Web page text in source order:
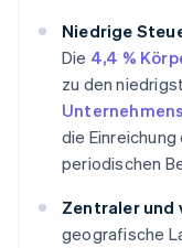
Niedrige
Die 4,4 %
zu den
die
periodischen
Zentraler und
geografische